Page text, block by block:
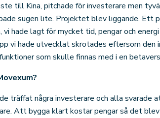
till Kina, pitchade för investerare men
sugen lite. Projektet blev liggande. Ett
hade lagt för mycket tid, pengar och
vi hade utvecklat skrotades eftersom den
som skulle finnas med i en
träffat några investerare och alla svarade
Att bygga klart kostar pengar så det